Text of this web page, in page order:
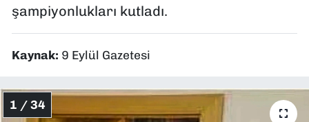
şampiyonlukları kutladı.
Kaynak: 9 Eylül Gazetesi
1 / 34